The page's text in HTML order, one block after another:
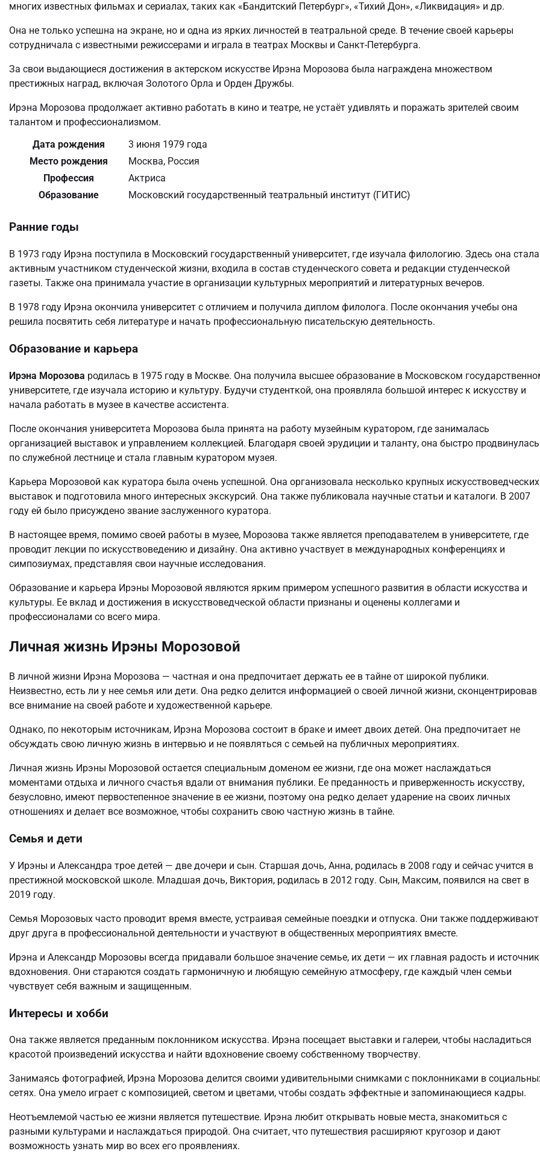
многих известных фильмах и сериалах, таких как «Бандитский Петербург», «Тихий Дон», «Ликвидация» и др.
Она не только успешна на экране, но и одна из ярких личностей в театральной среде. В течение своей карьеры
сотрудничала с известными режиссерами и играла в театрах Москвы и Санкт-Петербурга.
За свои выдающиеся достижения в актерском искусстве Ирэна Морозова была награждена множеством
престижных наград, включая Золотого Орла и Орден Дружбы.
Ирэна Морозова продолжает активно работать в кино и театре, не устаёт удивлять и поражать зрителей своим
талантом и профессионализмом.
Дата рождения
3 июня 1979 года
Место рождения
Москва, Россия
Профессия
Актриса
Образование
Московский государственный театральный институт (ГИТИС)
Ранние годы
В 1973 году Ирэна поступила в Московский государственный университет, где изучала филологию. Здесь она стала
активным участником студенческой жизни, входила в состав студенческого совета и редакции студенческой
газеты. Также она принимала участие в организации культурных мероприятий и литературных вечеров.
В 1978 году Ирэна окончила университет с отличием и получила диплом филолога. После окончания учебы она
решила посвятить себя литературе и начать профессиональную писательскую деятельность.
Образование и карьера
Ирэна Морозова родилась в 1975 году в Москве. Она получила высшее образование в Московском
университете, где изучала историю и культуру. Будучи студенткой, она проявляла большой интерес к искусству и
начала работать в музее в качестве ассистента.
После окончания университета Морозова была принята на работу музейным куратором, где занималась
организацией выставок и управлением коллекцией. Благодаря своей эрудиции и таланту, она быстро продвинулась
по служебной лестнице и стала главным куратором музея.
Карьера Морозовой как куратора была очень успешной. Она организовала несколько крупных искусствоведческих
выставок и подготовила много интересных экскурсий. Она также публиковала научные статьи и каталоги. В 2007
году ей было присуждено звание заслуженного куратора.
В настоящее время, помимо своей работы в музее, Морозова также является преподавателем в университете, где
проводит лекции по искусствоведению и дизайну. Она активно участвует в международных конференциях и
симпозиумах, представляя свои научные исследования.
Образование и карьера Ирэны Морозовой являются ярким примером успешного развития в области искусства и
культуры. Ее вклад и достижения в искусствоведческой области признаны и оценены коллегами и
профессионалами со всего мира.
Личная жизнь Ирэны Морозовой
В личной жизни Ирэна Морозова — частная и она предпочитает держать ее в тайне от широкой публики.
Неизвестно, есть ли у нее семья или дети. Она редко делится информацией о своей личной жизни, сконцентрировав
все внимание на своей работе и художественной карьере.
Однако, по некоторым источникам, Ирэна Морозова состоит в браке и имеет двоих детей. Она предпочитает не
обсуждать свою личную жизнь в интервью и не появляться с семьей на публичных мероприятиях.
Личная жизнь Ирэны Морозовой остается специальным доменом ее жизни, где она может наслаждаться
моментами отдыха и личного счастья вдали от внимания публики. Ее преданность и приверженность искусству,
безусловно, имеют первостепенное значение в ее жизни, поэтому она редко делает ударение на своих личных
отношениях и делает все возможное, чтобы сохранить свою частную жизнь в тайне.
Семья и дети
У Ирэны и Александра трое детей — две дочери и сын. Старшая дочь, Анна, родилась в 2008 году и сейчас учится в
престижной московской школе. Младшая дочь, Виктория, родилась в 2012 году. Сын, Максим, появился на свет в
2019 году.
Семья Морозовых часто проводит время вместе, устраивая семейные поездки и отпуска. Они также поддерживают
друг друга в профессиональной деятельности и участвуют в общественных мероприятиях вместе.
Ирэна и Александр Морозовы всегда придавали большое значение семье, их дети — их главная радость и источник
вдохновения. Они стараются создать гармоничную и любящую семейную атмосферу, где каждый член семьи
чувствует себя важным и защищенным.
Интересы и хобби
Она также является преданным поклонником искусства. Ирэна посещает выставки и галереи, чтобы насладиться
красотой произведений искусства и найти вдохновение своему собственному творчеству.
Занимаясь фотографией, Ирэна Морозова делится своими удивительными снимками с поклонниками в
сетях. Она умело играет с композицией, светом и цветами, чтобы создать эффектные и запоминающиеся кадры.
Неотъемлемой частью ее жизни является путешествие. Ирэна любит открывать новые места, знакомиться с
разными культурами и наслаждаться природой. Она считает, что путешествия расширяют кругозор и дают
возможность узнать мир во всех его проявлениях.